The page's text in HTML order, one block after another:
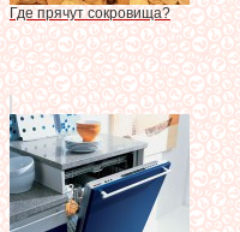
Где прячут сокровища?